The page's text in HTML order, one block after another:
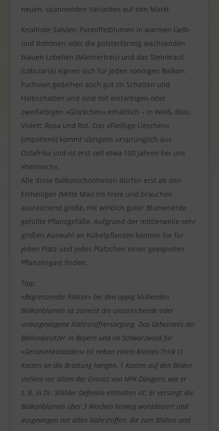
neuen, spannenden Varianten auf den Markt.
Knallrote Salvien, Pantoffelblumen in warmen Gelb-
und Rottönen oder die polsterförmig wachsenden
blauen Lobelien (Männertreu) und das Steinkraut
(Lobularia) eignen sich für jeden sonnigen Balkon.
Fuchsien gedeihen auch gut im Schatten und
Halbschatten und sind mit einfarbigen oder
zweifarbigen »Glöckchen« erhältlich – in Weiß, Blau,
Violett, Rosa und Rot. Das »Fleißige Lieschen«
(Impatiens) kommt übrigens ursprünglich aus
Ostafrika und ist erst seit etwa 100 Jahren bei uns
»heimisch«.
Alle diese Balkonschönheiten dürfen erst ab den
Eisheiligen (Mitte Mai) ins Freie und brauchen
ausreichend große, mit wirklich guter Blumenerde
gefüllte Pflanzgefäße. Aufgrund der mittlerweile sehr
großen Auswahl an Kübelpflanzen können Sie für
jeden Platz und jedes Plätzchen einen geeigneten
Pflanzengast finden.
Tipp:
»Begrenzender Faktor« bei den üppig blühenden
Balkonblumen ist zumeist die unzureichende oder
unausgewogene Nährstoffversorgung. Das Geheimnis der
Balkonbesitzer in Bayern und im Schwarzwald für
»Geranienkaskaden« ist neben einem kleinen Trick (1
Kasten an die Brüstung hängen, 1 Kasten auf den Boden
stellen) vor allem der Einsatz von NPK-Düngern, wie er
z. B. in Dr. Stähler Defensio enthalten ist. Er versorgt die
Balkonblumen über 3 Wochen hinweg wohldosiert und
ausgewogen mit allen Nährstoffen, die zum Blühen und